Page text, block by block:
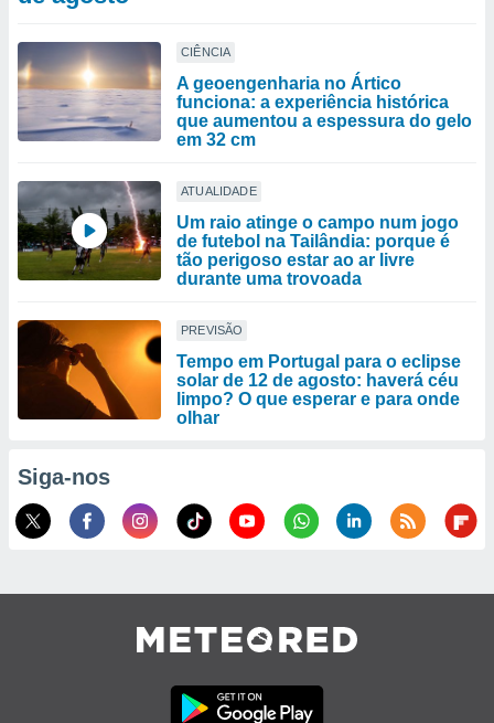
CIÊNCIA
A geoengenharia no Ártico
funciona: a experiência histórica
que aumentou a espessura do gelo
em 32 cm
ATUALIDADE
Um raio atinge o campo num jogo
de futebol na Tailândia: porque é
tão perigoso estar ao ar livre
durante uma trovoada
PREVISÃO
Tempo em Portugal para o eclipse
solar de 12 de agosto: haverá céu
limpo? O que esperar e para onde
olhar
Siga-nos